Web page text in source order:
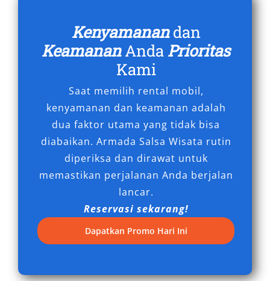
Tangerang yang bersaing tanpa mengurangi
kualitas layanan. Transaksi yang transparan,
fasilitas lengkap, serta dukungan pelanggan
yang responsif memastikan Anda mendapatkan
pengalaman sewa kendaraan terbaik.
Dengan tingginya kebutuhan transportasi di
kawasan urban seperti Tangerang, tidak
mengherankan jika permintaan terhadap sewa
mobil Hiace Tangerang terus meningkat. Faktor
kenyamanan, daya tampung besar, efisiensi
biaya, dan pelayanan profesional menjadi
alasan utama mengapa Hiace dipilih sebagai
kendaraan andalan untuk berbagai aktivitas
Kenyamanandan
KeamananAnda Prioritas
Kami
Saat memilih rental mobil,
kenyamanan dan keamanan adalah
dua faktor utama yang tidak bisa
diabaikan. Armada Salsa Wisata rutin
diperiksa dan dirawat untuk
memastikan perjalanan Anda berjalan
lancar.
Reservasi sekarang!
Dapatkan Promo Hari Ini